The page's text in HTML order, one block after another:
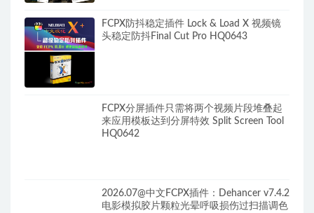
FCPX防抖稳定插件 Lock & Load X 视频镜
头稳定防抖Final Cut Pro HQ0643
FCPX分屏插件只需将两个视频片段堆叠起
来应用模板达到分屏特效 Split Screen Tool
HQ0642
2026.07@中文FCPX插件：Dehancer v7.4.2
电影模拟胶片颗粒光晕呼吸损伤过扫描调色